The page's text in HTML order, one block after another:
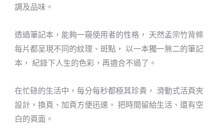
調及品味。
透過筆記本，能夠一窺使用者的性格， 天然孟宗竹背條
每片都呈現不同的紋理、斑點， 以一本獨一無二的筆記
本， 紀錄下人生的色彩，再適合不過了。
在忙碌的生活中，每分每秒都極其珍貴， 滑動式活頁夾
設計，換頁、加頁方便迅速， 把時間留給生活、還有空
白的頁面。